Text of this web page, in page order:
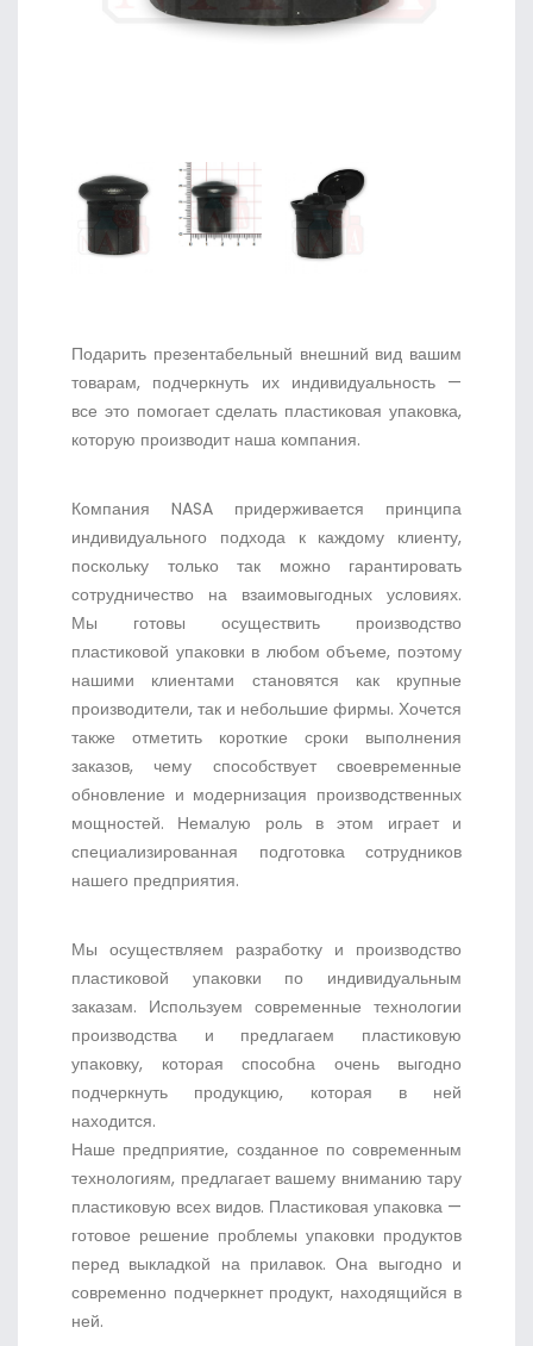
Подарить презентабельный внешний вид вашим
товарам, подчеркнуть их индивидуальность —
все это помогает сделать пластиковая упаковка,
которую производит наша компания.
Компания NASA придерживается принципа
индивидуального подхода к каждому клиенту,
поскольку только так можно гарантировать
сотрудничество на взаимовыгодных условиях.
Мы готовы осуществить производство
пластиковой упаковки в любом объеме, поэтому
нашими клиентами становятся как крупные
производители, так и небольшие фирмы. Хочется
также отметить короткие сроки выполнения
заказов, чему способствует своевременные
обновление и модернизация производственных
мощностей. Немалую роль в этом играет и
специализированная подготовка сотрудников
нашего предприятия.
Мы осуществляем разработку и производство
пластиковой упаковки по индивидуальным
заказам. Используем современные технологии
производства и предлагаем пластиковую
упаковку, которая способна очень выгодно
подчеркнуть продукцию, которая в ней
находится.
Наше предприятие, созданное по современным
технологиям, предлагает вашему вниманию тару
пластиковую всех видов. Пластиковая упаковка —
готовое решение проблемы упаковки продуктов
перед выкладкой на прилавок. Она выгодно и
современно подчеркнет продукт, находящийся в
ней.